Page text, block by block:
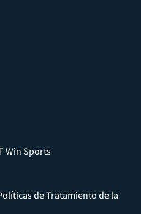
Win Sports
de Tratamiento de la